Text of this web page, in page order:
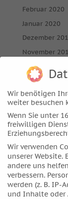
Februar 2020
Januar 2020
Dezember
November
Oktober 2019
September
August 2019
Juni 2019
April 2019
März 2019
Februar 2019
Januar 2019
Dezember
Wir benötigen
weiter besuchen
Wenn Sie unter
freiwilligen
Wir verwenden
unserer Website.
andere uns
verbessern.
werden (z. B. IP-
und Inhalte oder